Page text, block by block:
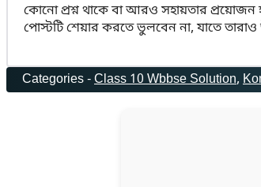
কোনো প্রশ্ন থাকে বা আরও সহায়তার
পোস্টটি শেয়ার করতে ভুলবেন না, যাতে
Categories -Class 10 Wbbse Solution,